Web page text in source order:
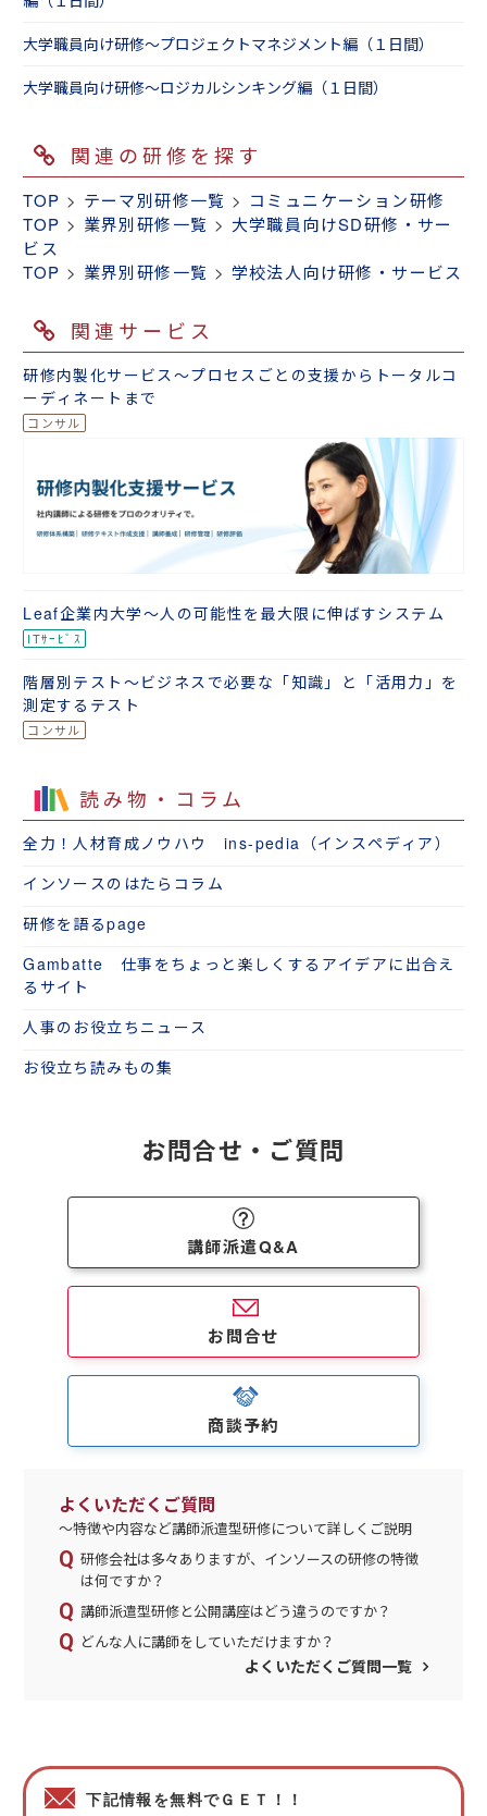
大学職員向け研修～プロジェクトマネジメント編（１日間）
大学職員向け研修～ロジカルシンキング編（１日間）
関連の研修を探す
TOP > テーマ別研修一覧 > コミュニケーション研修
TOP > 業界別研修一覧 > 大学職員向けSD研修・サー
ビス
TOP > 業界別研修一覧 > 学校法人向け研修・サービス
関連サービス
研修内製化サービス～プロセスごとの支援からトータルコ
ーディネートまで
Leaf企業内大学～人の可能性を最大限に伸ばすシステム
階層別テスト～ビジネスで必要な「知識」と「活用力」を
測定するテスト
読み物・コラム
全力！人材育成ノウハウ ins-pedia（インスペディア）
インソースのはたらコラム
研修を語るpage
Gambatte 仕事をちょっと楽しくするアイデアに出合え
るサイト
人事のお役立ちニュース
お役立ち読みもの集
お問合せ・ご質問
講師派遣Q&A
お問合せ
商談予約
よくいただくご質問
～特徴や内容など講師派遣型研修について詳しくご説明
研修会社は多々ありますが、インソースの研修の特徴
は何ですか？
講師派遣型研修と公開講座はどう違うのですか？
どんな人に講師をしていただけますか？
よくいただくご質問一覧
下記情報を無料でＧＥＴ！！